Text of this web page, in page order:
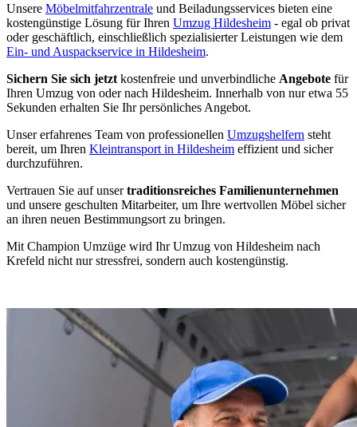
Unsere Möbelmitfahrzentrale und Beiladungsservices bieten eine
kostengünstige Lösung für Ihren Umzug Hildesheim - egal ob privat
oder geschäftlich, einschließlich spezialisierter Leistungen wie dem
Ein- und Auspackservice in Hildesheim.
Sichern Sie sich jetzt kostenfreie und unverbindliche Angebote für
Ihren Umzug von oder nach Hildesheim. Innerhalb von nur etwa 55
Sekunden erhalten Sie Ihr persönliches Angebot.
Unser erfahrenes Team von professionellen Umzugshelfern steht
bereit, um Ihren Kleintransport in Hildesheim effizient und sicher
durchzuführen.
Vertrauen Sie auf unsertraditionsreiches Familienunternehmen
und unsere geschulten Mitarbeiter, um Ihre wertvollen Möbel sicher
an ihren neuen Bestimmungsort zu bringen.
Mit Champion Umzüge wird Ihr Umzug von Hildesheim nach
Krefeld nicht nur stressfrei, sondern auch kostengünstig.